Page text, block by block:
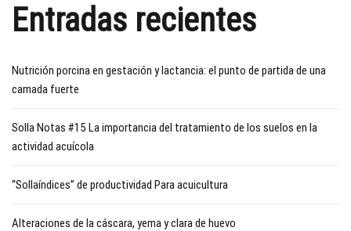
Entradas recientes
Nutrición porcina en gestación y lactancia: el punto de partida de una
camada fuerte
Solla Notas #15 La importancia del tratamiento de los suelos en la
actividad acuícola
“Sollaíndices” de productividad Para acuicultura
Alteraciones de la cáscara, yema y clara de huevo